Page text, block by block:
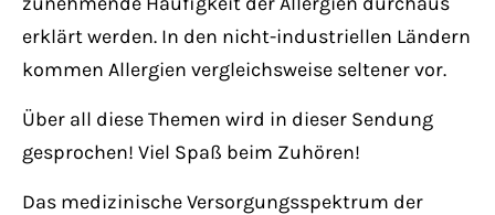
erklärt werden. In den nicht-industriellen Ländern
kommen Allergien vergleichsweise seltener vor.
Über all diese Themen wird in dieser Sendung
gesprochen! Viel Spaß beim Zuhören!
Das medizinische Versorgungsspektrum der